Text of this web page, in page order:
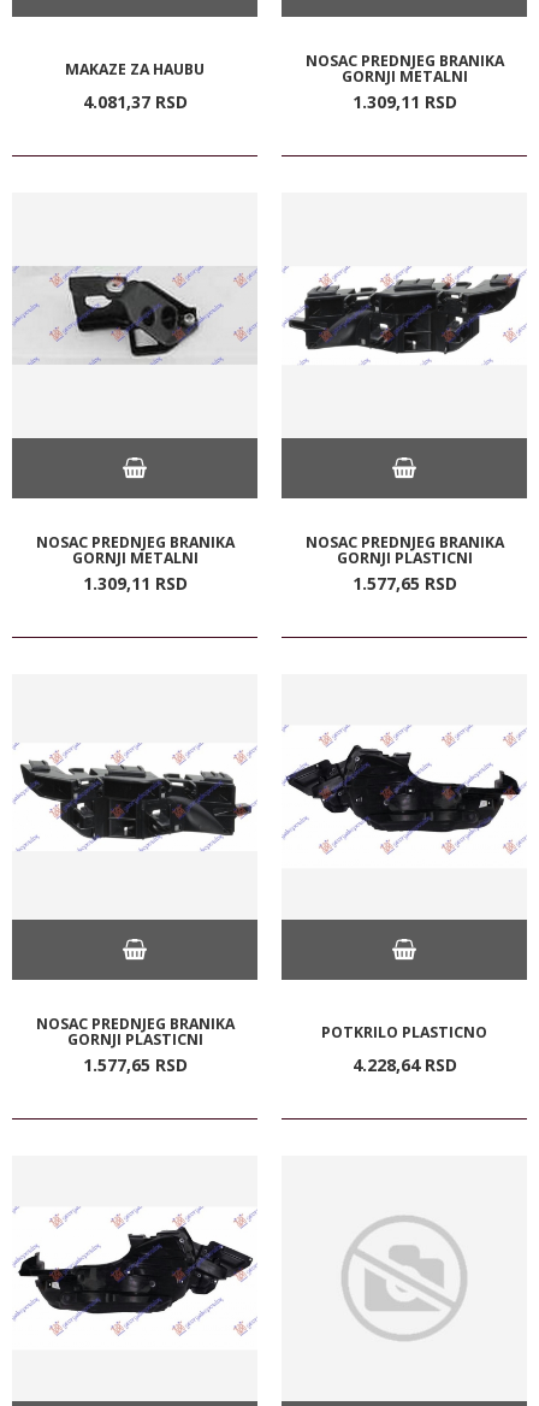
MAKAZE ZA HAUBU
4.081,37 RSD
NOSAC PREDNJEG BRANIKA
GORNJI METALNI
1.309,11 RSD
NOSAC PREDNJEG BRANIKA
GORNJI METALNI
1.309,11 RSD
NOSAC PREDNJEG BRANIKA
GORNJI PLASTICNI
1.577,65 RSD
NOSAC PREDNJEG BRANIKA
GORNJI PLASTICNI
1.577,65 RSD
POTKRILO PLASTICNO
4.228,64 RSD